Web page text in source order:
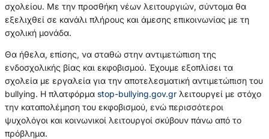
σχολείου. Με την προσθήκη νέων λειτουργιών, σύντομα θα
εξελιχθεί σε κανάλι πλήρους και άμεσης επικοινωνίας με τη
σχολική μονάδα.
Θα ήθελα, επίσης, να σταθώ στην αντιμετώπιση της
ενδοσχολικής βίας και εκφοβισμού. Έχουμε εξοπλίσει τα
σχολεία με εργαλεία για την αποτελεσματική αντιμετώπιση του
bullying. Η πλατφόρμα stop-bullying.gov.grλειτουργεί με στόχο
την καταπολέμηση του εκφοβισμού, ενώ περισσότεροι
ψυχολόγοι και κοινωνικοί λειτουργοί σκύβουν πάνω από το
πρόβλημα.